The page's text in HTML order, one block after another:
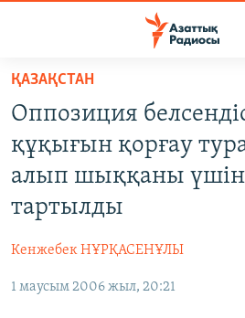
Skip
main
content
Skip
to
main
Skip
to
AZATTYQTV
ӘЛЕМ
ҚАЗАҚСТАН
Оппозиция
құқығын қорғау
алып шыққаны
тартылды
Кенжебек НҰРҚАСЕНҰЛЫ
1 маусым 2006 жыл, 20:21